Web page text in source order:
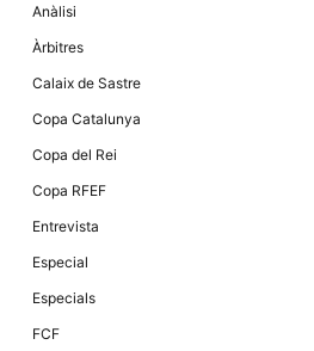
Anàlisi
Àrbitres
Calaix de Sastre
Copa Catalunya
Copa del Rei
Copa RFEF
Entrevista
Especial
Especials
FCF